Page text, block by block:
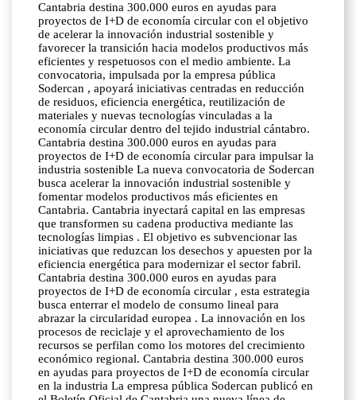
Cantabria destina 300.000 euros en ayudas para
proyectos de I+D de economía circular con el objetivo
de acelerar la innovación industrial sostenible y
favorecer la transición hacia modelos productivos más
eficientes y respetuosos con el medio ambiente. La
convocatoria, impulsada por la empresa pública
Sodercan , apoyará iniciativas centradas en reducción
de residuos, eficiencia energética, reutilización de
materiales y nuevas tecnologías vinculadas a la
economía circular dentro del tejido industrial cántabro.
Cantabria destina 300.000 euros en ayudas para
proyectos de I+D de economía circular para impulsar la
industria sostenible La nueva convocatoria de Sodercan
busca acelerar la innovación industrial sostenible y
fomentar modelos productivos más eficientes en
Cantabria. Cantabria inyectará capital en las empresas
que transformen su cadena productiva mediante las
tecnologías limpias . El objetivo es subvencionar las
iniciativas que reduzcan los desechos y apuesten por la
eficiencia energética para modernizar el sector fabril.
Cantabria destina 300.000 euros en ayudas para
proyectos de I+D de economía circular , esta estrategia
busca enterrar el modelo de consumo lineal para
abrazar la circularidad europea . La innovación en los
procesos de reciclaje y el aprovechamiento de los
recursos se perfilan como los motores del crecimiento
económico regional. Cantabria destina 300.000 euros
en ayudas para proyectos de I+D de economía circular
en la industria La empresa pública Sodercan publicó en